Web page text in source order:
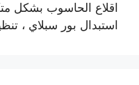
اقلاع الحاسوب بشكل
استبدال بور سبلاي ،